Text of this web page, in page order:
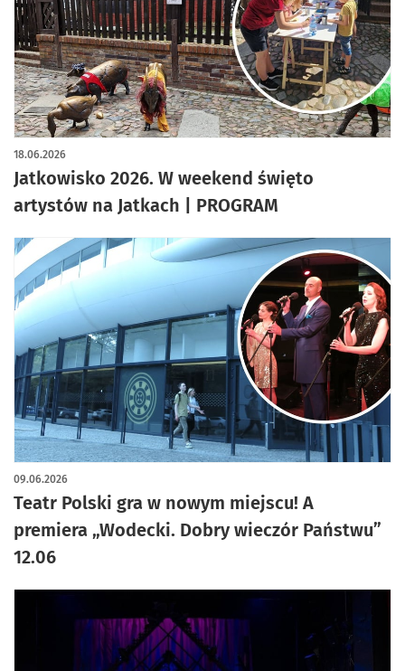
Jatkowisko 2026. W weekend święto
artystów na Jatkach | PROGRAM
18.06.2026
Teatr Polski gra w nowym miejscu! A
premiera „Wodecki. Dobry wieczór Państwu”
12.06
09.06.2026